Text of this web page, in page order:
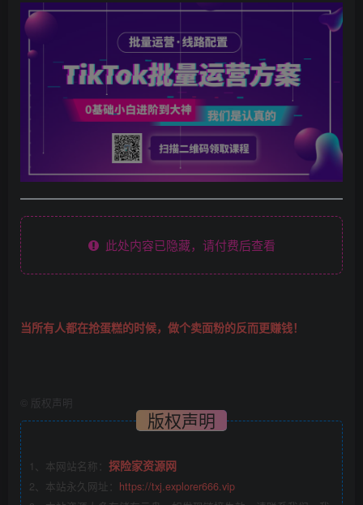
此处内容已隐藏，请付费后查看
当所有人都在抢蛋糕的时候，做个卖面粉的反而更赚钱！
版权声明
版权声明
1、本网站名称： 探险家资源网
2、本站永久网址： https://txj.explorer666.vip